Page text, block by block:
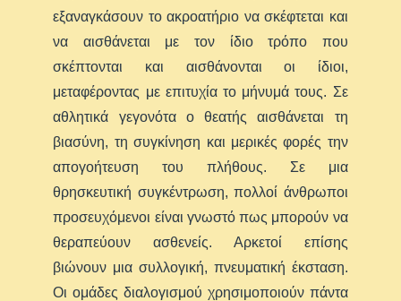
εξαναγκάσουν το ακροατήριο να σκέφτεται και
να αισθάνεται με τον ίδιο τρόπο που
σκέπτονται και αισθάνονται οι ίδιοι,
μεταφέροντας με επιτυχία το μήνυμά τους. Σε
αθλητικά γεγονότα ο θεατής αισθάνεται τη
βιασύνη, τη συγκίνηση και μερικές φορές την
απογοήτευση του πλήθους. Σε μια
θρησκευτική συγκέντρωση, πολλοί άνθρωποι
προσευχόμενοι είναι γνωστό πως μπορούν να
θεραπεύουν ασθενείς. Αρκετοί επίσης
βιώνουν μια συλλογική, πνευματική έκσταση.
Οι ομάδες διαλογισμού χρησιμοποιούν πάντα